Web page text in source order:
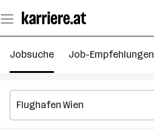
Seiteninhalt
springen
Jobsuche Job-Empfehlungen